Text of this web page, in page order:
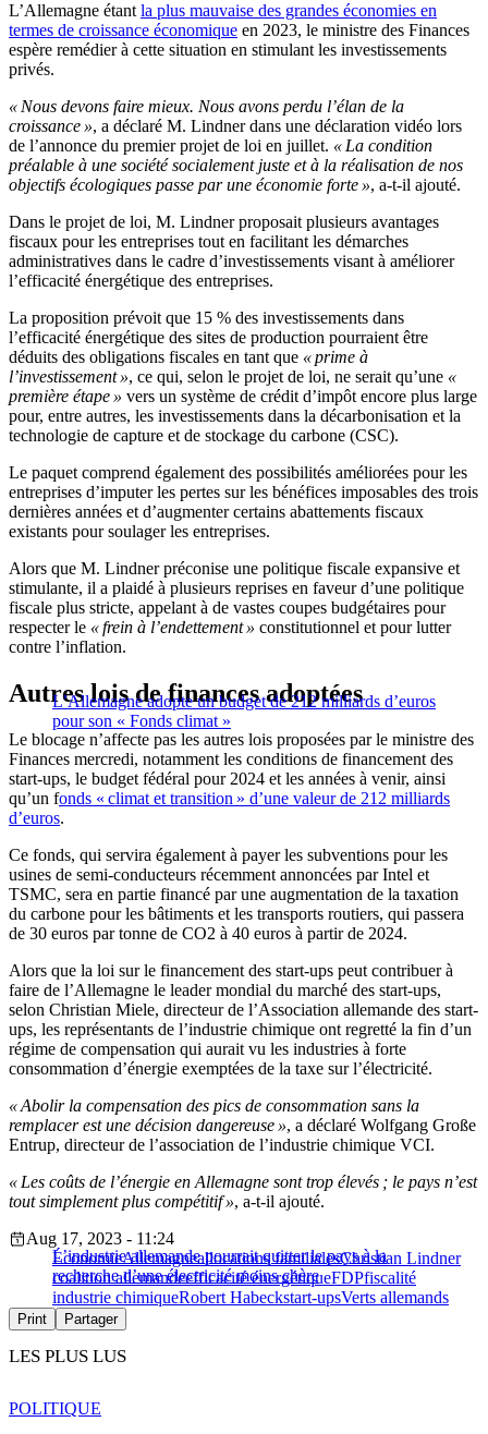
L’Allemagne étant la plus mauvaise des grandes économies en
termes de croissance économique en 2023, le ministre des Finances
espère remédier à cette situation en stimulant les investissements
privés.
« Nous devons faire mieux. Nous avons perdu l’élan de la
croissance », a déclaré M. Lindner dans une déclaration vidéo lors
de l’annonce du premier projet de loi en juillet. « La condition
préalable à une société socialement juste et à la réalisation de nos
objectifs écologiques passe par une économie forte », a-t-il ajouté.
Dans le projet de loi, M. Lindner proposait plusieurs avantages
fiscaux pour les entreprises tout en facilitant les démarches
administratives dans le cadre d’investissements visant à améliorer
l’efficacité énergétique des entreprises.
La proposition prévoit que 15 % des investissements dans
l’efficacité énergétique des sites de production pourraient être
déduits des obligations fiscales en tant que « prime à
l’investissement », ce qui, selon le projet de loi, ne serait qu’une «
première étape » vers un système de crédit d’impôt encore plus large
pour, entre autres, les investissements dans la décarbonisation et la
technologie de capture et de stockage du carbone (CSC).
Le paquet comprend également des possibilités améliorées pour les
entreprises d’imputer les pertes sur les bénéfices imposables des trois
dernières années et d’augmenter certains abattements fiscaux
existants pour soulager les entreprises.
Alors que M. Lindner préconise une politique fiscale expansive et
stimulante, il a plaidé à plusieurs reprises en faveur d’une politique
fiscale plus stricte, appelant à de vastes coupes budgétaires pour
respecter le « frein à l’endettement » constitutionnel et pour lutter
contre l’inflation.
L’Allemagne adopte un budget de 212 milliards d’euros
pour son « Fonds climat »
Autres lois de finances adoptées
Le blocage n’affecte pas les autres lois proposées par le ministre des
Finances mercredi, notamment les conditions de financement des
start-ups, le budget fédéral pour 2024 et les années à venir, ainsi
qu’un fonds « climat et transition » d’une valeur de 212 milliards
d’euros.
Ce fonds, qui servira également à payer les subventions pour les
usines de semi-conducteurs récemment annoncées par Intel et
TSMC, sera en partie financé par une augmentation de la taxation
du carbone pour les bâtiments et les transports routiers, qui passera
de 30 euros par tonne de CO2 à 40 euros à partir de 2024.
Alors que la loi sur le financement des start-ups peut contribuer à
faire de l’Allemagne le leader mondial du marché des start-ups,
selon Christian Miele, directeur de l’Association allemande des start-
ups, les représentants de l’industrie chimique ont regretté la fin d’un
régime de compensation qui aurait vu les industries à forte
consommation d’énergie exemptées de la taxe sur l’électricité.
« Abolir la compensation des pics de consommation sans la
remplacer est une décision dangereuse », a déclaré Wolfgang Große
Entrup, directeur de l’association de l’industrie chimique VCI.
« Les coûts de l’énergie en Allemagne sont trop élevés ; le pays n’est
tout simplement plus compétitif », a-t-il ajouté.
L’industrie allemande pourrait quitter le pays à la
recherche d’une électricité moins chère
Aug 17, 2023 - 11:24
ÉconomieAllemagneallocations familialesChristian Lindner
coalition allemandeefficacité énergétiqueFDPfiscalité
industrie chimiqueRobert Habeckstart-upsVerts allemands
Print Partager
LES PLUS LUS
POLITIQUE